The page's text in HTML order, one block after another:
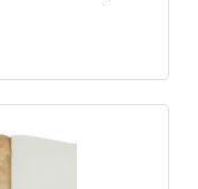
II. Abdülhamid
sağlamıştır.